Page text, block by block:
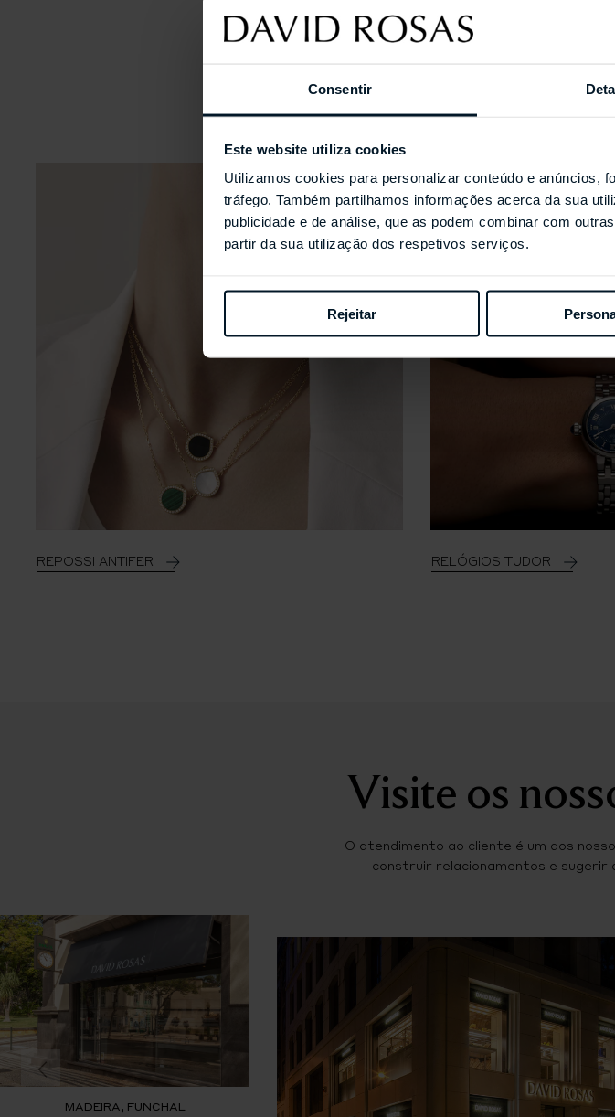
Consentir
Este website utiliza cookies
Utilizamos cookies para personalizar conteúdo e anúncios,
tráfego. Também partilhamos informações acerca da sua
publicidade e de análise, que as podem combinar com
partir da sua utilização dos respetivos serviços.
Rejeitar
Coleções
REPOSSI ANTIFER RELÓGIOS TUDOR
Visite os
O atendimento ao cliente é um dos
construir relacionamentos e sugerir
MADEIRA, FUNCHAL